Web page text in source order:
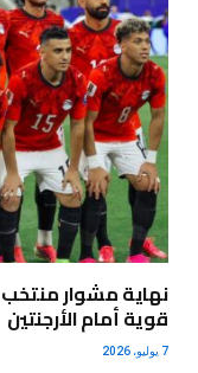
نهاية مشوار
قوية أمام الأرجنتين
7 يوليو، 2026